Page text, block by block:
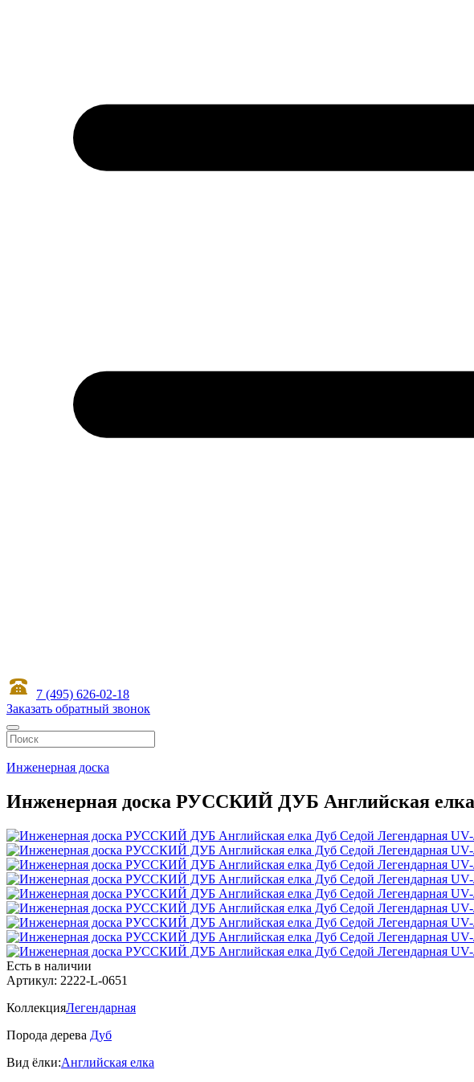
7 (495) 626-02-18
Заказать обратный звонок
Инженерная доска
Инженерная доска РУССКИЙ ДУБ Английская елка
Есть в наличии
Артикул: 2222-L-0651
КоллекцияЛегендарная
Порода дерева Дуб
Вид ёлки:Английская елка